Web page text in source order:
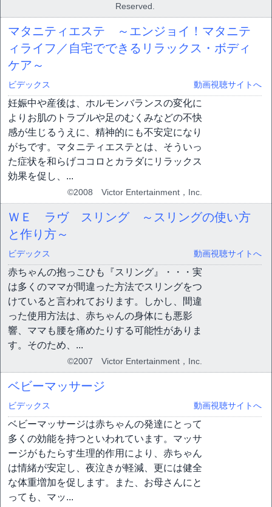
Reserved.
マタニティエステ ～エンジョイ！マタニテ
ィライフ／自宅でできるリラックス・ボディ
ケア～
ビデックス 動画視聴サイトへ
妊娠中や産後は、ホルモンバランスの変化に
よりお肌のトラブルや足のむくみなどの不快
感が生じるうえに、精神的にも不安定になり
がちです。マタニティエステとは、そういっ
た症状を和らげココロとカラダにリラックス
効果を促し、...
©2008 Victor Entertainment，Inc.
ＷＥ ラヴ スリング ～スリングの使い方
と作り方～
ビデックス 動画視聴サイトへ
赤ちゃんの抱っこひも『スリング』・・・実
は多くのママが間違った方法でスリングをつ
けていると言われております。しかし、間違
った使用方法は、赤ちゃんの身体にも悪影
響、ママも腰を痛めたりする可能性がありま
す。そのため、...
©2007 Victor Entertainment，Inc.
ベビーマッサージ
ビデックス 動画視聴サイトへ
ベビーマッサージは赤ちゃんの発達にとって
多くの効能を持つといわれています。マッサ
ージがもたらす生理的作用により、赤ちゃん
は情緒が安定し、夜泣きが軽減、更には健全
な体重増加を促します。また、お母さんにと
っても、マッ...